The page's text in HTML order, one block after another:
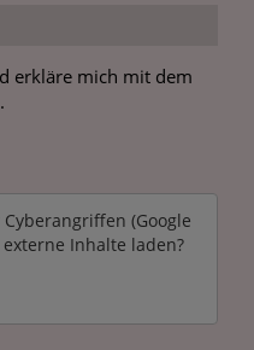
erkläre mich mit dem
Cyberangriffen (Google
Inhalte laden?